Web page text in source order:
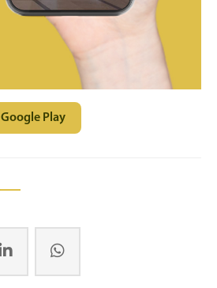
Google Play